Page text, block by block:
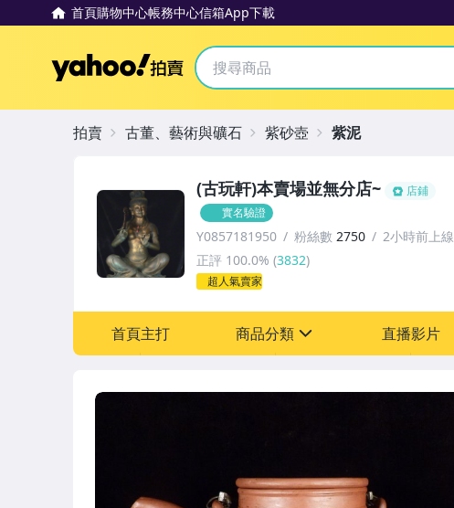
首頁購物中心帳務中心信箱App下載
Yahoo拍賣
(古玩軒)本賣場並無分店~
店鋪
實名驗證
Y0857181950 粉絲數 2750
2小時前上線
正評 100.0% (3832)
超人氣賣家
首頁主打 商品分類 直播影片
拍賣 古董、藝術與礦石 紫砂壺 紫泥